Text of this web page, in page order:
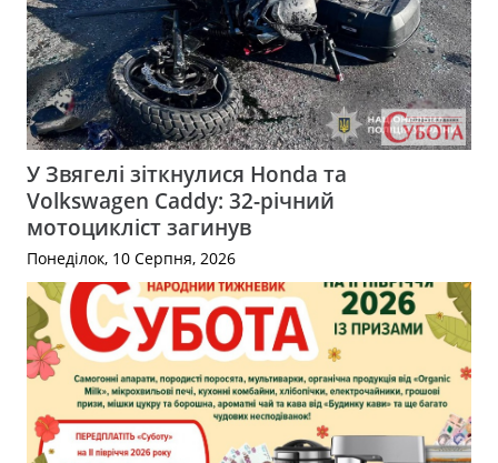
У Звягелі зіткнулися Honda та
Volkswagen Caddy: 32-річний
мотоцикліст загинув
Понеділок, 10 Серпня, 2026